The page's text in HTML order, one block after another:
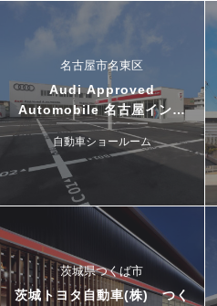
名古屋市名東区
Audi Approved
Automobile 名古屋インタ
ー・ドゥカティ名古屋イース
ト
自動車ショールーム
茨城県つくば市
茨城トヨタ自動車(株) つく